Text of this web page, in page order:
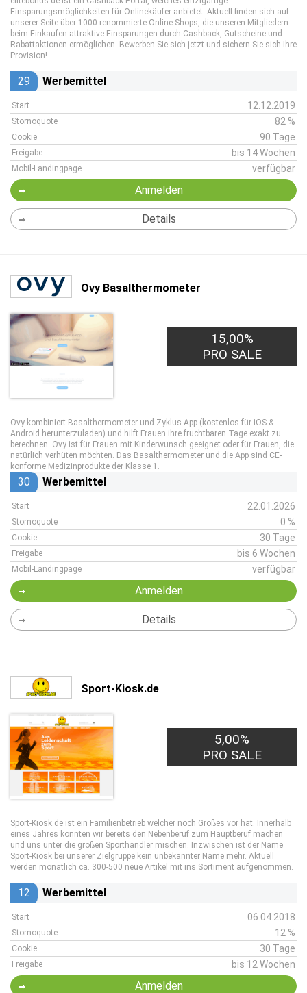
Einsparungsmöglichkeiten für Onlinekäufer anbietet. Aktuell finden sich auf
unserer Seite über 1000 renommierte Online-Shops, die unseren Mitgliedern
beim Einkaufen attraktive Einsparungen durch Cashback, Gutscheine und
Rabattaktionen ermöglichen. Bewerben Sie sich jetzt und sichern Sie sich Ihre
Provision!
29 Werbemittel
Start 12.12.2019
Stornoquote 82 %
Cookie 90 Tage
Freigabe bis 14 Wochen
Mobil-Landingpage verfügbar
Anmelden
Details
Ovy Basalthermometer
15,00%
PRO SALE
Ovy kombiniert Basalthermometer und Zyklus-App (kostenlos für iOS &
Android herunterzuladen) und hilft Frauen ihre fruchtbaren Tage exakt zu
berechnen. Ovy ist für Frauen mit Kinderwunsch geeignet oder für Frauen, die
natürlich verhüten möchten. Das Basalthermometer und die App sind CE-
konforme Medizinprodukte der Klasse 1.
30 Werbemittel
Start 22.01.2026
Stornoquote 0 %
Cookie 30 Tage
Freigabe bis 6 Wochen
Mobil-Landingpage verfügbar
Anmelden
Details
Sport-Kiosk.de
5,00%
PRO SALE
Sport-Kiosk.de ist ein Familienbetrieb welcher noch Großes vor hat. Innerhalb
eines Jahres konnten wir bereits den Nebenberuf zum Hauptberuf machen
und uns unter die großen Sporthändler mischen. Inzwischen ist der Name
Sport-Kiosk bei unserer Zielgruppe kein unbekannter Name mehr. Aktuell
werden monatlich ca. 300-500 neue Artikel mit ins Sortiment aufgenommen.
12 Werbemittel
Start 06.04.2018
Stornoquote 12 %
Cookie 30 Tage
Freigabe bis 12 Wochen
Anmelden